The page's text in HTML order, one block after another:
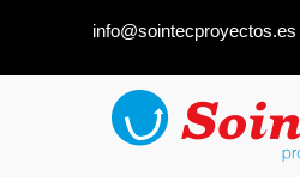
info@sointecproyectos.es